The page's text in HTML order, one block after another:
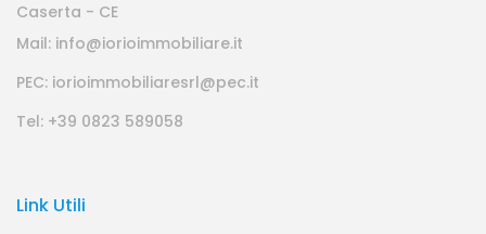
Caserta - CE
Mail: info@iorioimmobiliare.it
PEC: iorioimmobiliaresrl@pec.it
Tel: +39 0823 589058
Link Utili